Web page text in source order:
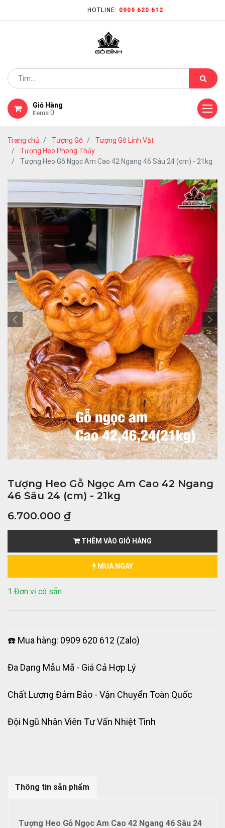
HOTLINE: 0909 620 612
Giỏ Hàng
Items 0
Trang chủ Tượng Gỗ
Tượng Gỗ Linh Vật
Tượng Heo Phong Thủy
Tượng Heo Gỗ Ngọc Am Cao 42 Ngang 46 Sâu 24 (cm) - 21kg
Tượng Heo Gỗ Ngọc Am Cao 42 Ngang
46 Sâu 24 (cm) - 21kg
6.700.000 ₫
THÊM VÀO GIỎ HÀNG
MUA NGAY
1 Đơn vị có sẵn
☎️ Mua hàng: 0909 620 612 (Zalo)
Đa Dạng Mẫu Mã - Giá Cả Hợp Lý
Chất Lượng Đảm Bảo - Vận Chuyển Toàn Quốc
Đội Ngũ Nhân Viên Tư Vấn Nhiệt Tình
Thông tin sản phẩm
Tượng Heo Gỗ Ngọc Am Cao 42 Ngang 46 Sâu 24